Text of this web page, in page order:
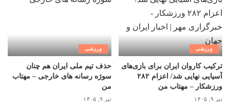
ورزشی
ترکیب کاروان ایران برای بازی‌های
آسیایی نهایی شد/ اعزام ۲۸۲
ورزشکار – مهتاب من
تیر ۹, ۱۴۰۵
ورزشی
حذف تیم ملی ایران هم چنان
سوژه رسانه های خارجی – مهتاب
من
تیر ۹, ۱۴۰۵